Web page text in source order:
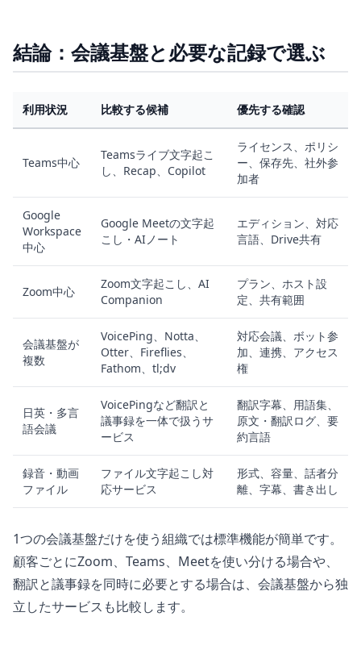
結論：会議基盤と必要な記録で選ぶ
利用状況 比較する候補 優先する確認
Teams中心
Teamsライブ文字起こ
し、Recap、Copilot
ライセンス、ポリシ
ー、保存先、社外参
加者
Google
Workspace
中心
Google Meetの文字起
こし・AIノート
エディション、対応
言語、Drive共有
Zoom中心
Zoom文字起こし、AI
Companion
プラン、ホスト設
定、共有範囲
会議基盤が
複数
VoicePing、Notta、
Otter、Fireflies、
Fathom、tl;dv
対応会議、ボット参
加、連携、アクセス
権
日英・多言
語会議
VoicePingなど翻訳と
議事録を一体で扱うサ
ービス
翻訳字幕、用語集、
原文・翻訳ログ、要
約言語
録音・動画
ファイル
ファイル文字起こし対
応サービス
形式、容量、話者分
離、字幕、書き出し
1つの会議基盤だけを使う組織では標準機能が簡単です。
顧客ごとにZoom、Teams、Meetを使い分ける場合や、
翻訳と議事録を同時に必要とする場合は、会議基盤から独
立したサービスも比較します。